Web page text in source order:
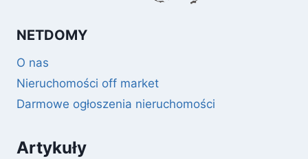
NETDOMY
O nas
Nieruchomości off market
Darmowe ogłoszenia nieruchomości
Artykuły